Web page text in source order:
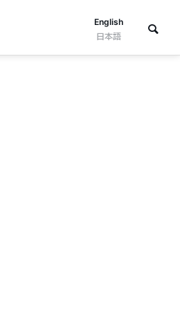
English
日本語